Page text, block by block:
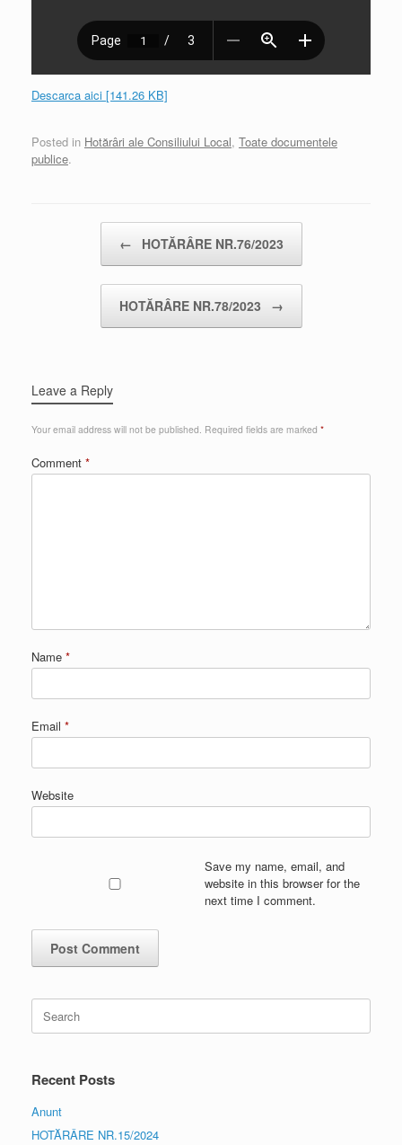
Descarca aici [141.26 KB]
Posted in Hotărâri ale Consiliului Local, Toate documentele
publice.
← HOTĂRÂRE NR.76/2023
HOTĂRÂRE NR.78/2023 →
Leave a Reply
Your email address will not be published. Required fields are marked *
Comment *
Name *
Email *
Website
Save my name, email, and
website in this browser for the
next time I comment.
for:
Recent Posts
Anunt
HOTĂRÂRE NR.15/2024